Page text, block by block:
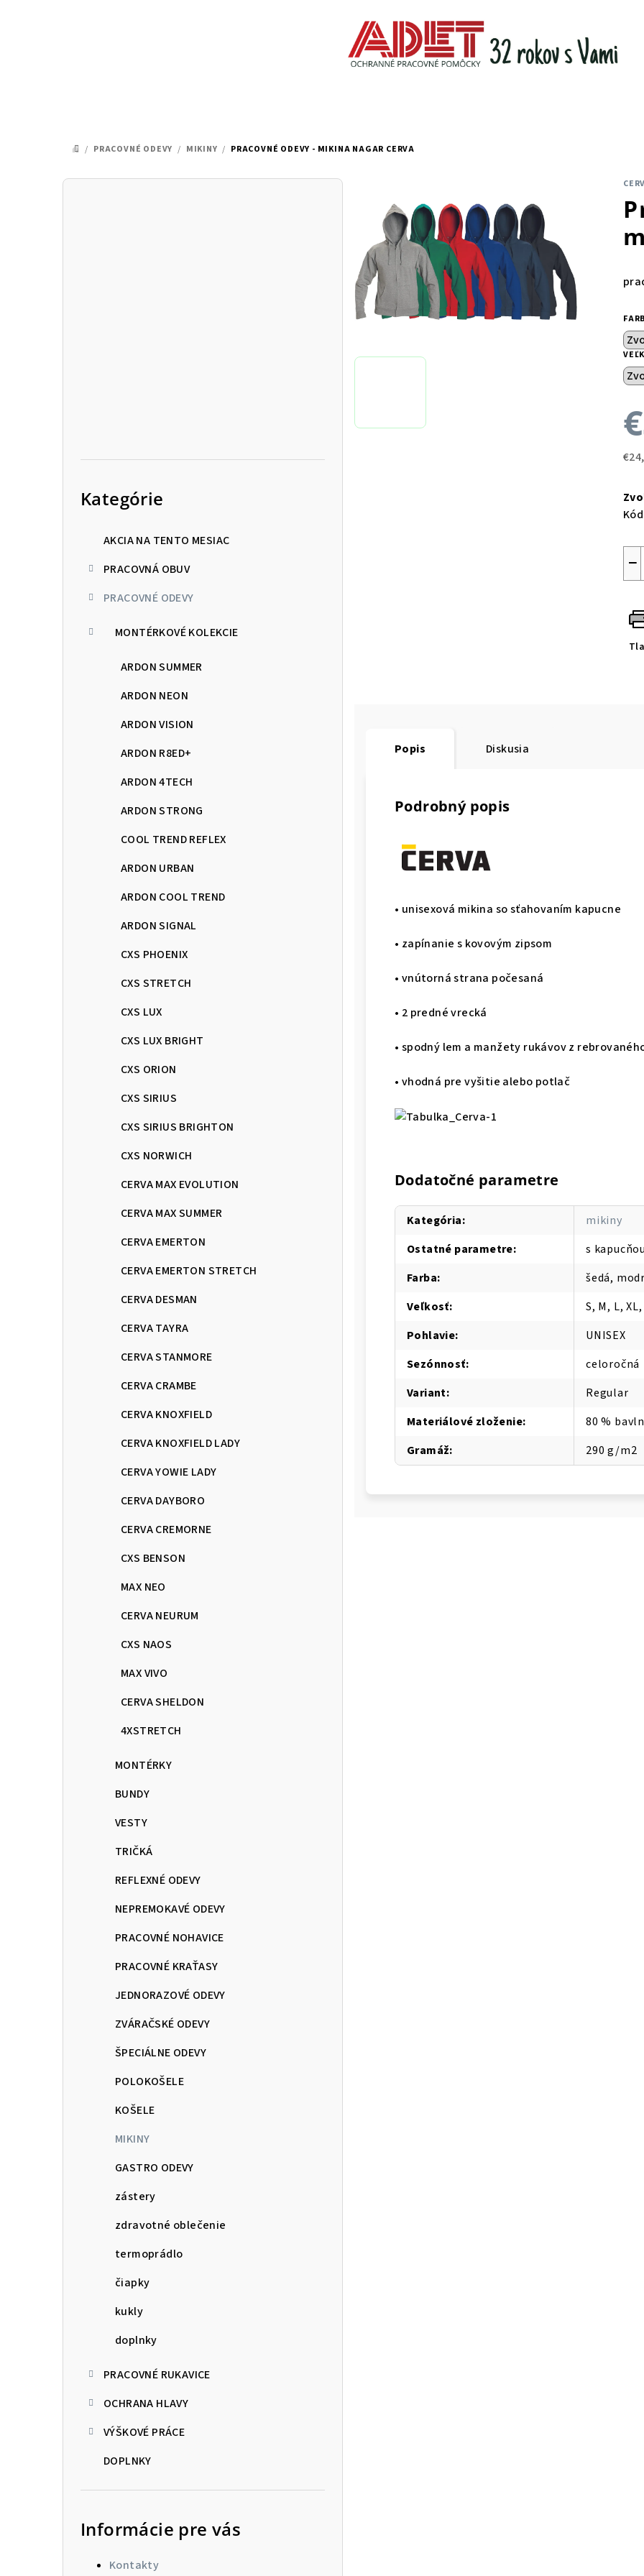
DOMOV
/ PRACOVNÉ ODEVY / MIKINY / PRACOVNÉ ODEVY - MIKINA NAGAR CERVA
B
Kategórie
AKCIA NA TENTO MESIAC
PRACOVNÁ OBUV
PRACOVNÉ ODEVY
MONTÉRKOVÉ KOLEKCIE
ARDON SUMMER
ARDON NEON
ARDON VISION
ARDON R8ED+
ARDON 4TECH
ARDON STRONG
COOL TREND REFLEX
ARDON URBAN
ARDON COOL TREND
ARDON SIGNAL
CXS PHOENIX
CXS STRETCH
CXS LUX
CXS LUX BRIGHT
CXS ORION
CXS SIRIUS
CXS SIRIUS BRIGHTON
CXS NORWICH
CERVA MAX EVOLUTION
CERVA MAX SUMMER
CERVA EMERTON
CERVA EMERTON STRETCH
CERVA DESMAN
CERVA TAYRA
CERVA STANMORE
CERVA CRAMBE
CERVA KNOXFIELD
CERVA KNOXFIELD LADY
CERVA YOWIE LADY
CERVA DAYBORO
CERVA CREMORNE
CXS BENSON
MAX NEO
CERVA NEURUM
CXS NAOS
MAX VIVO
CERVA SHELDON
4XSTRETCH
MONTÉRKY
BUNDY
VESTY
TRIČKÁ
REFLEXNÉ ODEVY
NEPREMOKAVÉ ODEVY
PRACOVNÉ NOHAVICE
PRACOVNÉ KRAŤASY
JEDNORAZOVÉ ODEVY
ZVÁRAČSKÉ ODEVY
ŠPECIÁLNE ODEVY
POLOKOŠELE
KOŠELE
MIKINY
GASTRO ODEVY
zástery
zdravotné oblečenie
termoprádlo
čiapky
kukly
doplnky
PRACOVNÉ RUKAVICE
OCHRANA HLAVY
VÝŠKOVÉ PRÁCE
DOPLNKY
Informácie pre vás
Kontakty
−
Popis Diskusia
Podrobný popis
• unisexová mikina so sťahovaním kapucne
• zapínanie s kovovým zipsom
• vnútorná strana počesaná
• 2 predné vrecká
• spodný lem a manžety rukávov z
• vhodná pre vyšitie alebo potlač
Dodatočné parametre
Kategória:
mikiny
Ostatné parametre:
s kapucňou
Farba:
šedá,
Veľkosť:
S, M, L, XL,
Pohlavie:
UNISEX
Sezónnosť:
celoročná
Variant:
Regular
Materiálové zloženie:
80 %
Gramáž: 290 g/m2